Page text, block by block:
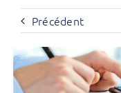
Précédent